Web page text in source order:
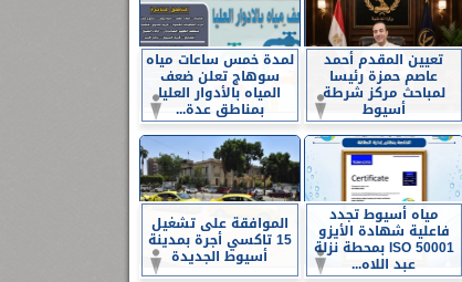
تعيين المقدم أحمد
عاصم حمزة رئيسا
لمباحث مركز شرطة
أسيوط
لمدة خمس ساعات مياه
سوهاج تعلن ضعف
المياه بالأدوار العليا
بمناطق عدة...
مياه أسيوط تجدد
فاعلية شهادة الأيزو
ISO 50001 بمحطة نزلة
عبد اللاه...
الموافقة على تشغيل
15 تاكسي أجرة بمدينة
أسيوط الجديدة